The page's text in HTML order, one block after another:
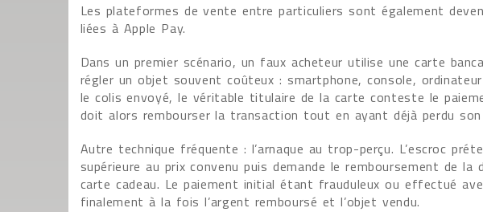
Les plateformes de vente entre particuliers sont également
liées à Apple Pay.
Dans un premier scénario, un faux acheteur utilise une carte
régler un objet souvent coûteux : smartphone, console,
le colis envoyé, le véritable titulaire de la carte conteste le
doit alors rembourser la transaction tout en ayant déjà perdu
Autre technique fréquente : l’arnaque au trop-perçu. L’escroc
supérieure au prix convenu puis demande le remboursement de
carte cadeau. Le paiement initial étant frauduleux ou effectué
finalement à la fois l’argent remboursé et l’objet vendu.